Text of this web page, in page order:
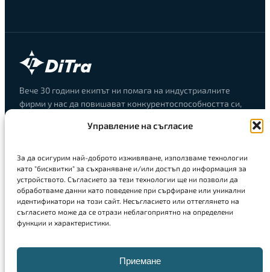
Управление на съгласие
За да осигурим най-доброто изживяване, използваме технологии
като "бисквитки" за съхраняване и/или достъп до информация за
устройството. Съгласието за тези технологии ще ни позволи да
обработваме данни като поведение при сърфиране или уникални
идентификатори на този сайт. Несъгласието или оттеглянето на
съгласието може да се отрази неблагоприятно на определени
функции и характеристики.
Приемане
Вече 30 години екипът ни помага на индустриалните
фирми у нас да повишават конкурентоспособността си,
комплексни решения за инженерно проектиране,
цялостно управление на инженерната дейност.
Решения
Инженерно проектиране
Решения за производство
3D принтери